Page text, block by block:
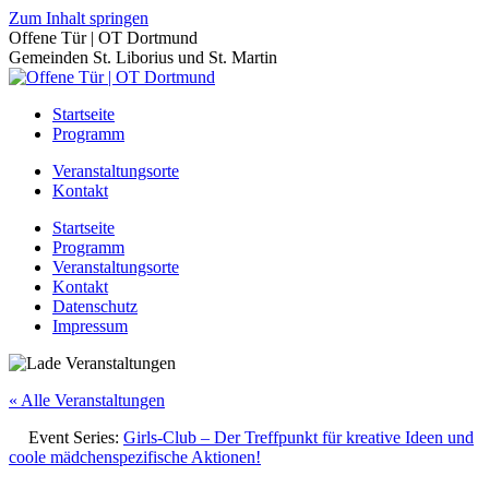
Zum Inhalt springen
Offene Tür | OT Dortmund
Gemeinden St. Liborius und St. Martin
Startseite
Programm
Veranstaltungsorte
Kontakt
Startseite
Programm
Veranstaltungsorte
Kontakt
Datenschutz
Impressum
« Alle Veranstaltungen
Event Series: Girls-Club – Der Treffpunkt für kreative Ideen und
coole mädchenspezifische Aktionen!